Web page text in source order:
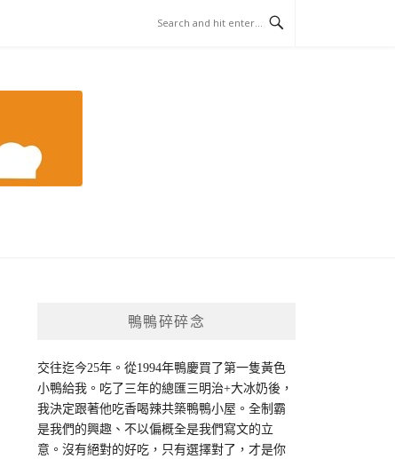
鴨鴨碎碎念
交往迄今25年。從1994年鴨慶買了第一隻黃色
小鴨給我。吃了三年的總匯三明治+大冰奶後，
我決定跟著他吃香喝辣共築鴨鴨小屋。全制霸
是我們的興趣、不以偏概全是我們寫文的立
意。沒有絕對的好吃，只有選擇對了，才是你